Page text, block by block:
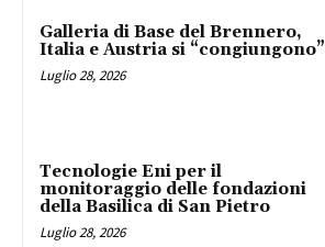
Galleria di Base del Brennero,
Italia e Austria si “congiungono”
Luglio 28, 2026
Tecnologie Eni per il
monitoraggio delle fondazioni
della Basilica di San Pietro
Luglio 28, 2026